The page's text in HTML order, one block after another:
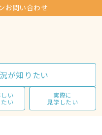
お問い合わせ
が知りたい
い
い
実際に
見学したい